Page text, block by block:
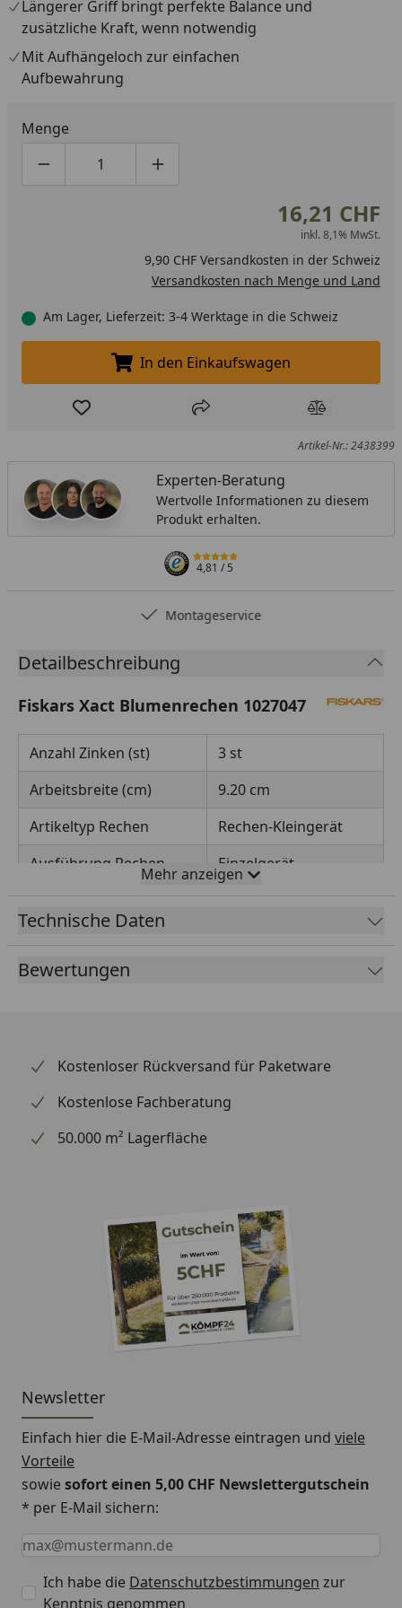
Längerer Griff bringt perfekte Balance und
zusätzliche Kraft, wenn notwendig
Mit Aufhängeloch zur einfachen
Aufbewahrung
Menge
Produktmenge um eins verringern
Produktmenge manuell eingeben
Produktmenge um eins erhöhen
16,21 CHF
inkl. 8,1% MwSt.
9,90 CHF Versandkosten in der Schweiz
Versandkosten nach Menge und Land
Am Lager, Lieferzeit: 3-4 Werktage in die Schweiz
In den Einkaufswagen legen
In den Einkaufswagen
Produkt zur Wunschliste hinzufügen
Teilen Produkt
Artikel-Nr.: 2438399
Experten-Beratung
Wertvolle Informationen zu diesem
Produkt erhalten.
4,81/ 5
Montageservice
Detailbeschreibung
Fiskars Xact Blumenrechen 1027047
Anzahl Zinken (st)
3 st
Arbeitsbreite (cm)
9.20 cm
Artikeltyp Rechen
Rechen-Kleingerät
Ausführung Rechen
Einzelgerät
Länge (mm)
323.00 mm
Material Zinken
Mehr anzeigen
Technische Daten
Bewertungen
Kostenloser Rückversand für Paketware
Kostenlose Fachberatung
50.000 m² Lagerfläche
Newsletter
Einfach hier die E-Mail-Adresse eintragen und viele
Vorteile
sowiesofort einen 5,00 CHF Newslettergutschein
* per E-Mail sichern:
Keine Eingabe erforderlich
Eingabe erforderlich
E-Mail *
Ich habe die Datenschutzbestimmungen zur
Kenntnis genommen